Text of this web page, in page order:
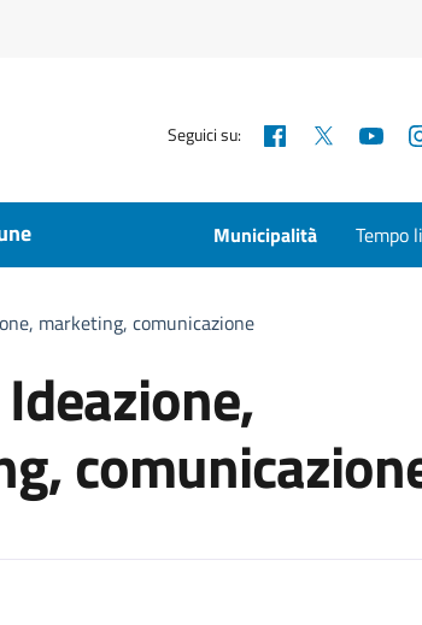
Seguici su: Facebook
Municipalità Tempo
marketing, comunicazione
Ideazione,